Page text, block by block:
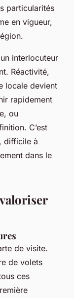
particularités
en vigueur,
interlocuteur
Réactivité,
locale devient
rapidement
ou
C’est
difficile à
dans le
de visite.
de volets
ces